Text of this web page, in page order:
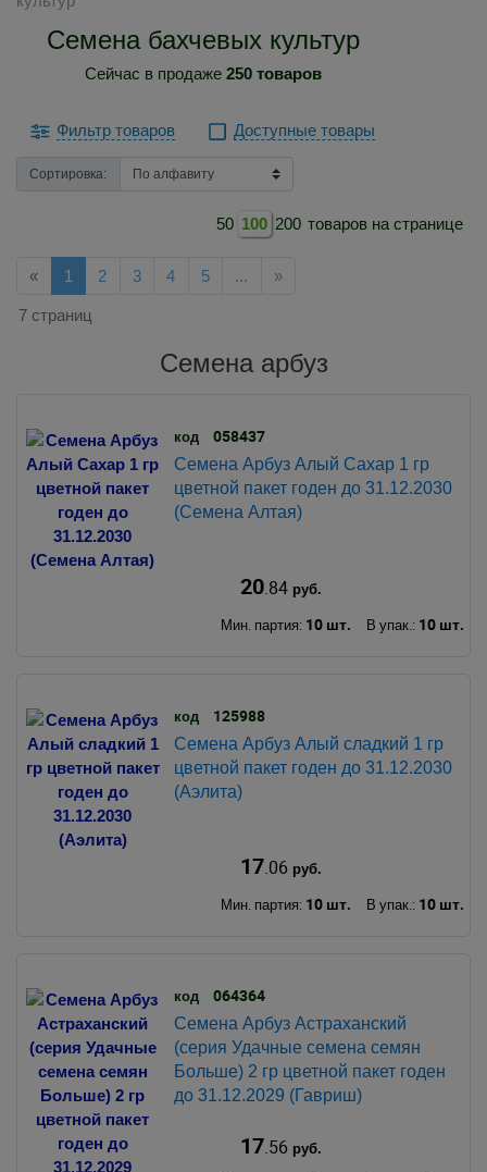
Семена бахчевых культур
Сейчас в продаже 250 товаров
Фильтр товаров Доступные товары
Сортировка:
50 100 200 товаров на странице
«Назад
1 2 3 4 5 ... »Далее
7 страниц
Семена арбуз
код 058437
Семена Арбуз Алый Сахар 1 гр
цветной пакет годен до 31.12.2030
(Семена Алтая)
20.84руб.
Мин. партия: 10 шт. В упак.: 10 шт.
код 125988
Семена Арбуз Алый сладкий 1 гр
цветной пакет годен до 31.12.2030
(Аэлита)
17.06 руб.
Мин. партия: 10 шт. В упак.: 10 шт.
код 064364
Семена Арбуз Астраханский
(серия Удачные семена семян
Больше) 2 гр цветной пакет годен
до 31.12.2029 (Гавриш)
17.56 руб.